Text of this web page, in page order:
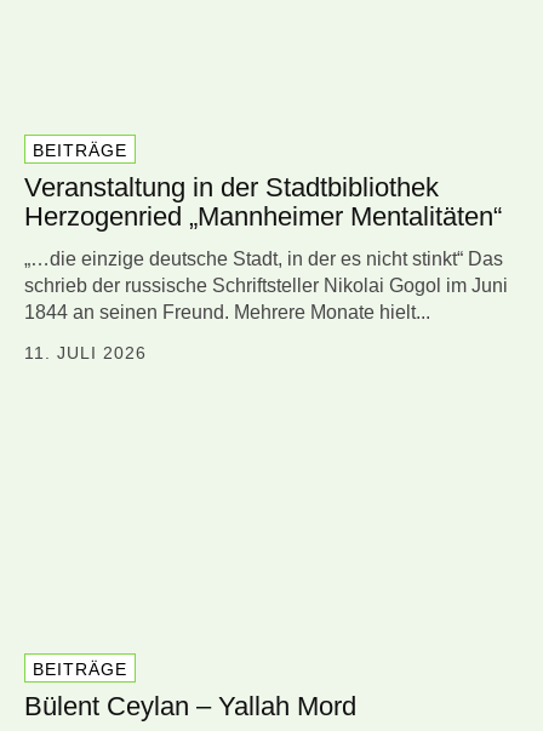
BEITRÄGE
Veranstaltung in der Stadtbibliothek
Herzogenried „Mannheimer Mentalitäten“
„…die einzige deutsche Stadt, in der es nicht stinkt“ Das
schrieb der russische Schriftsteller Nikolai Gogol im Juni
1844 an seinen Freund. Mehrere Monate hielt...
11. JULI 2026
BEITRÄGE
Bülent Ceylan – Yallah Mord